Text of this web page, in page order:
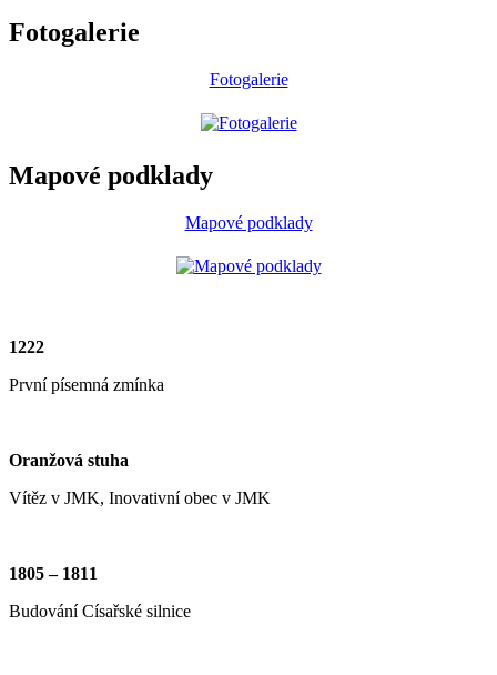
Fotogalerie
Fotogalerie
Mapové podklady
Mapové podklady
1222
První písemná zmínka
Oranžová stuha
Vítěz v JMK, Inovativní obec v JMK
1805 – 1811
Budování Císařské silnice